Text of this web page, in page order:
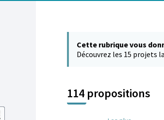
Cette rubrique vous
Découvrez les 15 projets
114 propositions